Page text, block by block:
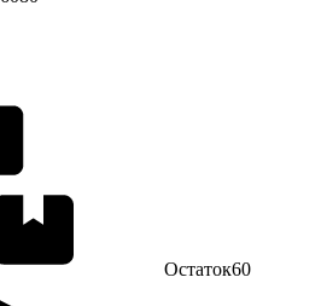
Остаток60